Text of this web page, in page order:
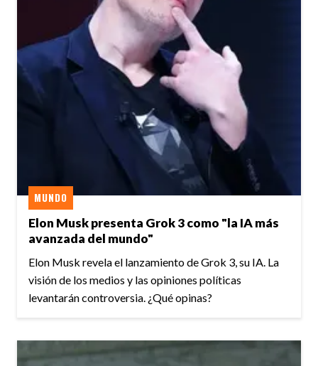
Elon Musk presenta Grok 3 como "la IA más
avanzada del mundo"
MUNDO
Elon Musk revela el lanzamiento de Grok 3, su IA. La
visión de los medios y las opiniones políticas
levantarán controversia. ¿Qué opinas?